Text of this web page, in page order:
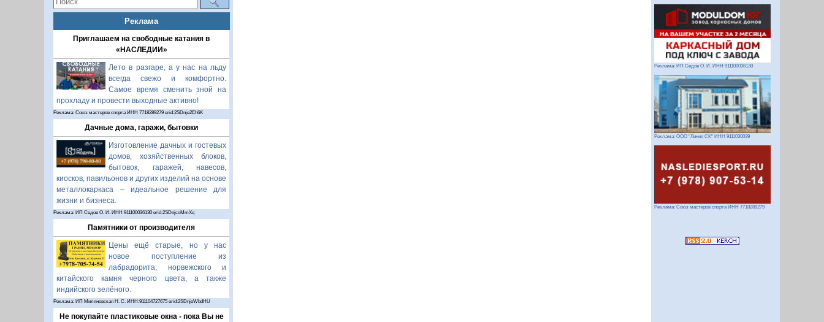
Реклама
Приглашаем на свободные катания в
«НАСЛЕДИИ»
Лето в разгаре, а у нас на льду
всегда свежо и комфортно.
Самое время сменить зной на
прохладу и провести выходные активно!
Реклама: Союз мастеров спорта ИНН 7718289279 erid:2SDnje2Eh6K
Дачные дома, гаражи, бытовки
Изготовление дачных и гостевых
домов, хозяйственных блоков,
бытовок, гаражей, навесов,
киосков, павильонов и других изделий на основе
металлокаркаса – идеальное решение для
жизни и бизнеса.
Реклама: ИП Седов О. И. ИНН 911100036130 erid:2SDnjcoMmXq
Памятники от производителя
Цены ещё старые, но у нас
новое поступление из
лабрадорита, норвежского и
китайского камня черного цвета, а также
индийского зелёного.
Реклама: ИП Миляновская Н. С. ИНН:911104727675 erid:2SDnjeWbdHU
Не покупайте пластиковые окна - пока Вы не
Реклама: ИП Седов О. И. ИНН 911100036130
Реклама: ООО "Линия СК" ИНН 9111030039
Реклама: Союз мастеров спорта ИНН 7718289279